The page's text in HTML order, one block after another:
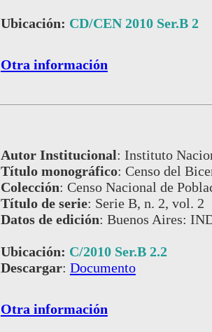
Ubicación: CD/CEN 2010 Ser.B 2
Otra información
Autor Institucional: Instituto
Título monográfico: Censo del
Colección: Censo Nacional de
Título de serie: Serie B, n. 2, vol. 2
Datos de edición: Buenos Aires:
Ubicación: C/2010 Ser.B 2.2
Descargar: Documento
Otra información